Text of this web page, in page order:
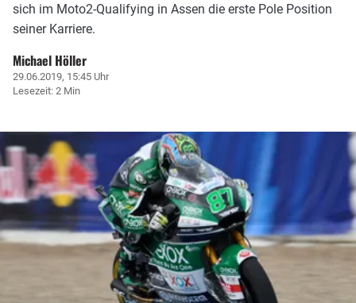
sich im Moto2-Qualifying in Assen die erste Pole Position
seiner Karriere.
Michael Höller
29.06.2019, 15:45 Uhr
Lesezeit: 2 Min